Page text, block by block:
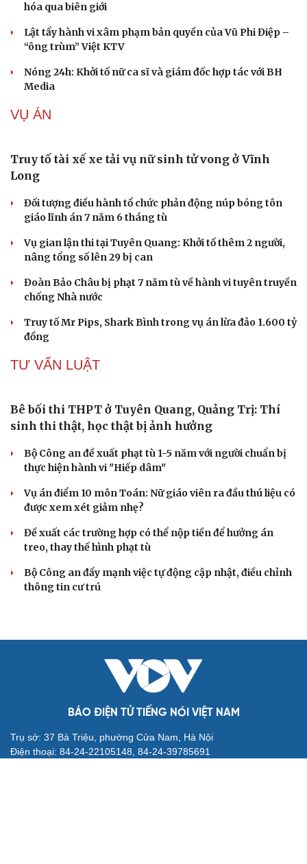
hóa qua biên giới
Lật tẩy hành vi xâm phạm bản quyền của Vũ Phi Điệp –
“ông trùm” Việt KTV
Nóng 24h: Khởi tố nữ ca sĩ và giám đốc hợp tác với BH
Media
VỤ ÁN
Truy tố tài xế xe tải vụ nữ sinh tử vong ở Vĩnh
Long
giáo lĩnh án 7 năm 6 tháng tù
nâng tổng số lên 29 bị can
Đoàn Bảo Châu bị phạt 7 năm tù về hành vi tuyên truyền
Truy tố Mr Pips, Shark Bình trong vụ án lừa đảo 1.600 tỷ
TƯ VẤN LUẬT
Bê bối thi THPT ở Tuyên Quang, Quảng Trị: Thí
sinh thi thật, học thật bị ảnh hưởng
Vụ án điểm 10 môn Toán: Nữ giáo viên ra đầu thú liệu có
Đề xuất các trường hợp có thể nộp tiền để hưởng án
treo, thay thế hình phạt tù
Bộ Công an đẩy mạnh việc tự động cập nhật, điều chỉnh
thông tin cư trú